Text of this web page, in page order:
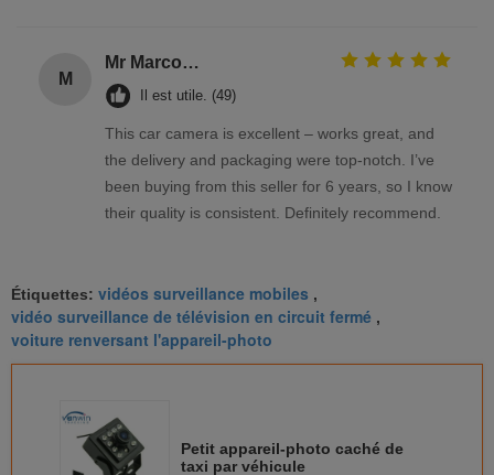
M
Mr Marco Facchin
Il est utile. (49)
This car camera is excellent – works great, and
the delivery and packaging were top-notch. I’ve
been buying from this seller for 6 years, so I know
their quality is consistent. Definitely recommend.
Étiquettes: vidéos surveillance mobiles ,
vidéo surveillance de télévision en circuit fermé ,
voiture renversant l'appareil-photo
Petit appareil-photo caché de
taxi par véhicule